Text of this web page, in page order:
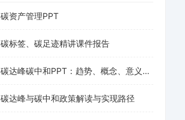
碳资产管理PPT
碳标签、碳足迹精讲课件报告
碳达峰碳中和PPT：趋势、概念、意义、路径与探索（碳达峰碳中和相关内容介绍及减污降碳的路径解读）(1)
碳达峰与碳中和政策解读与实现路径